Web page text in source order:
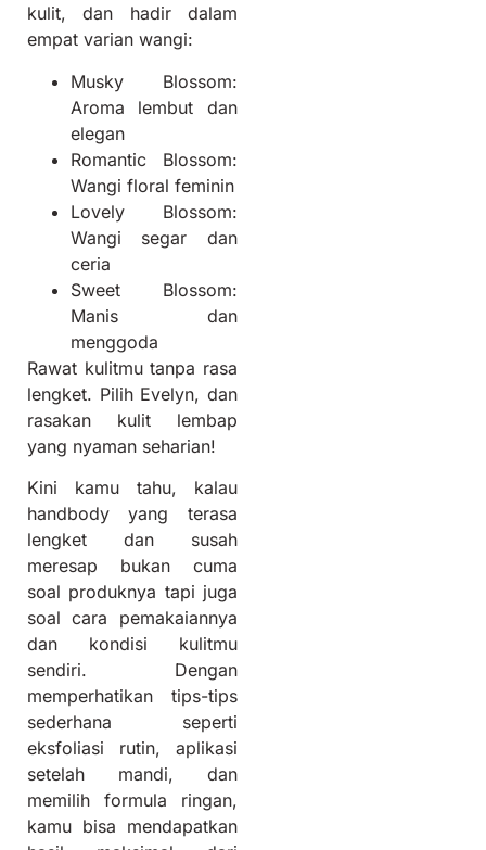
kulit, dan hadir dalam
empat varian wangi:
Musky Blossom:
Aroma lembut dan
elegan
Romantic Blossom:
Wangi floral feminin
Lovely Blossom:
Wangi segar dan
ceria
Sweet Blossom:
Manis dan
menggoda
Rawat kulitmu tanpa rasa
lengket. Pilih Evelyn, dan
rasakan kulit lembap
yang nyaman seharian!
Kini kamu tahu, kalau
handbody yang terasa
lengket dan susah
meresap bukan cuma
soal produknya tapi juga
soal cara pemakaiannya
dan kondisi kulitmu
sendiri. Dengan
memperhatikan tips-tips
sederhana seperti
eksfoliasi rutin, aplikasi
setelah mandi, dan
memilih formula ringan,
kamu bisa mendapatkan